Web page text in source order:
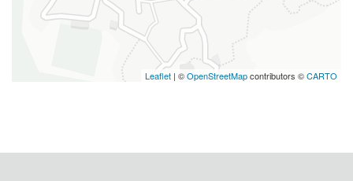
Leaflet | ©OpenStreetMapcontributors ©CARTO